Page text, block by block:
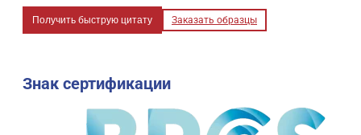
Получить быструю цитату Заказать образцы
Знак сертификации